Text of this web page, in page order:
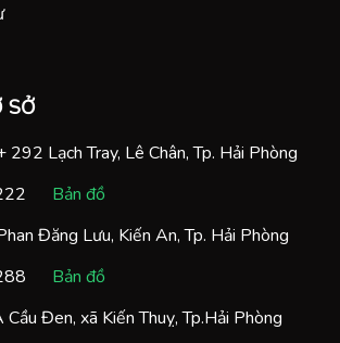
SỞ
Lạch Tray, Lê Chân, Tp. Hải Phòng
Bản đồ
Đăng Lưu, Kiến An, Tp. Hải Phòng
Bản đồ
Đen, xã Kiến Thuỵ, Tp.Hải Phòng